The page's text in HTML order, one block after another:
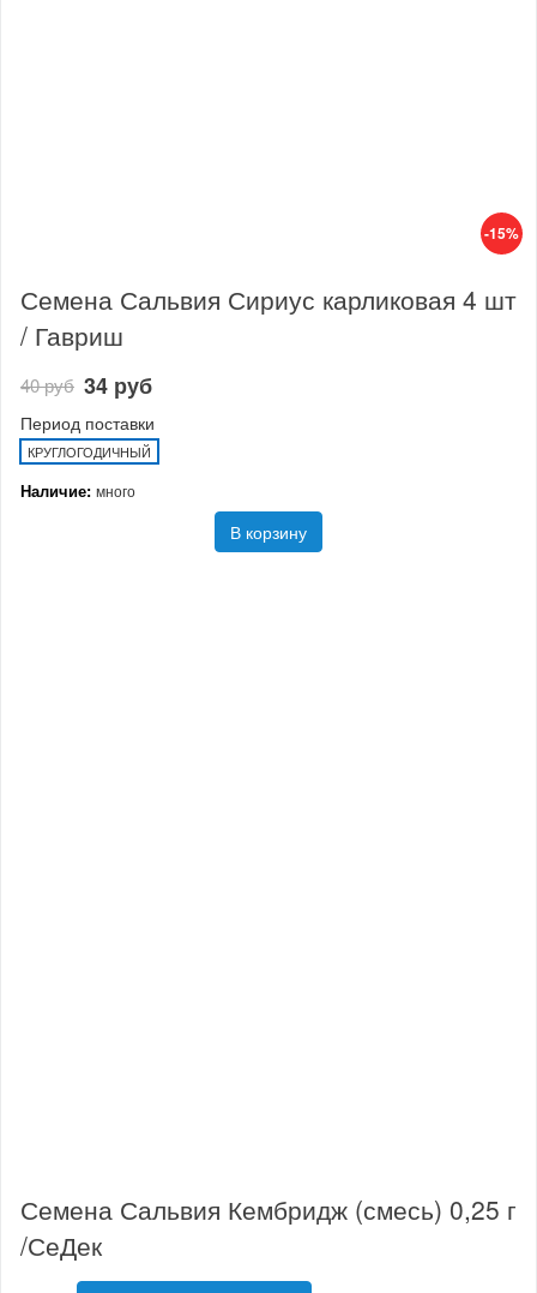
-15%
Семена Сальвия Сириус карликовая 4 шт
/ Гавриш
40 руб 34 руб
Период поставки
КРУГЛОГОДИЧНЫЙ
Наличие: много
В корзину
Семена Сальвия Кембридж (смесь) 0,25 г
/СеДек